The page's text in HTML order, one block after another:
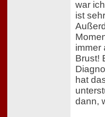
war
ist
immer
Brust!
hat
dann,